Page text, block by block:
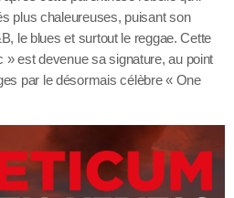
plus chaleureuses, puisant son
le blues et surtout le reggae. Cette
est devenue sa signature, au point
par le désormais célèbre « One